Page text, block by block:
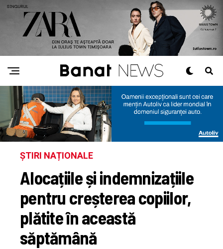
ȘTIRI NAȚIONALE
Alocațiile și indemnizațiile
pentru creșterea copiilor,
plătite în această
săptămână